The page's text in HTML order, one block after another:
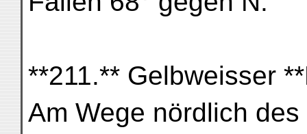
**211.** Gelbweisser
Am Wege nördlich